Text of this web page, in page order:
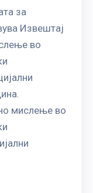
за
Извештај
во
мислење во